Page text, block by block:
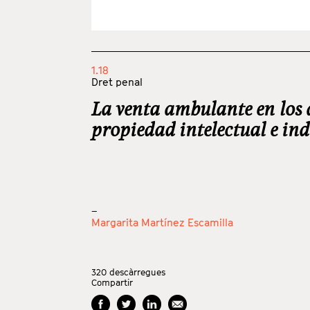
1.18
Dret penal
La venta ambulante en
propiedad intelectual e
_
Margarita Martínez Escamilla
320 descàrregues
Compartir